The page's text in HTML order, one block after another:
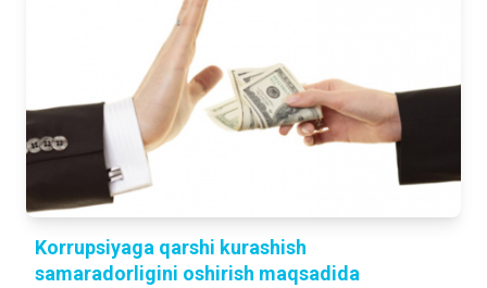
Korrupsiyaga qarshi kurashish
samaradorligini oshirish maqsadida